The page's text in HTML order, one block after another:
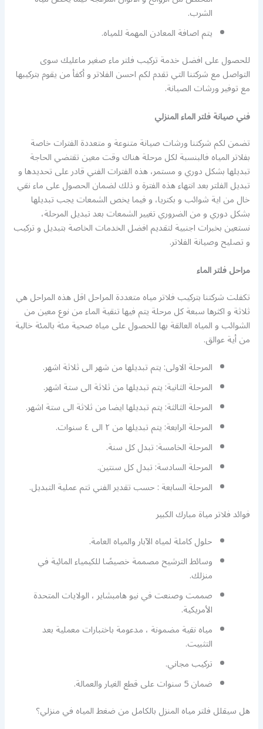
الشرب.
يتم اصافة المعادن المهمة للمياه.
للحصول على افضل خدمة تركيب فلتر ماء صغير ماعليك سوى
التواصل مع شركتنا التي تقدم لكم احسن الفلاتر و أكفأ من يقوم بتركيبها
مع توفير ورشات الصيانة.
فني صيانة فلتر الماء المنزلي
تضمن لكم شركتنا ورشات صيانة متنوعة و متعددة الفترات خاصة
بفلاتر المياه فالبنسبة لكل مرحلة هناك وقت معين تقتضي الحاجة
تبديلها بشكل دوري و مستمر، هذه الفترات الفني قادر على تحديدها و
تبديل الفلتر بعد انتهاء هذه الفترة و ذلك لضمان الحصول على ماء نقي
خال من اية شوائب و بكتريا، و فيما يخص الشمعات يجب تبديلها
بشكل دوري و من الضروري تغيير الشمعات بعد تبديل المرحلة،
نستعين بخبرات اجنبية لتقديم افضل الخدمات الخاصة بتبديل و تركيب
و تصليح وصيانة الفلاتر.
مراحل فلتر الماء
تكفلت شركتنا بتركيب فلاتر مياه متعددة المراحل اقل هذه المراحل هي
ثلاثة و اكثرها سبعة كل مرحلة يتم فيها تنقية الماء من نوع معين من
الشوائب و المياه العالقة بها للحصول على مياه صحية مئة بالمئة خالية
من أية عوالق.
المرحلة الاولى: يتم تبديلها من شهر الى ثلاثة اشهر.
المرحلة الثانية: يتم تبديلها من ثلاثة الى ستة اشهر.
المرحلة الثالثة: يتم تبديلها ايضا من ثلاثة الى ستة اشهر.
المرحلة الرابعة: يتم تبديلها من ٢ الى ٤ سنوات.
المرحلة الخامسة: تبدل كل سنة.
المرحلة السادسة: تبدل كل سنتين.
المرحلة السابعة : حسب تقدير الفني تتم عملية التبديل.
فوائد فلاتر مياة مبارك الكبير
حلول كاملة لمياه الآبار والمياه العامة.
وسائط الترشيح مصممة خصيصًا للكيمياء المائية في
منزلك.
صممت وصنعت في نيو هامبشاير ، الولايات المتحدة
الأمريكية.
مياه نقية مضمونة ، مدعومة باختبارات معملية بعد
التثبيت.
تركيب مجاني.
ضمان 5 سنوات على قطع الغيار والعمالة.
هل سيقلل فلتر مياه المنزل بالكامل من ضغط المياه في منزلي؟